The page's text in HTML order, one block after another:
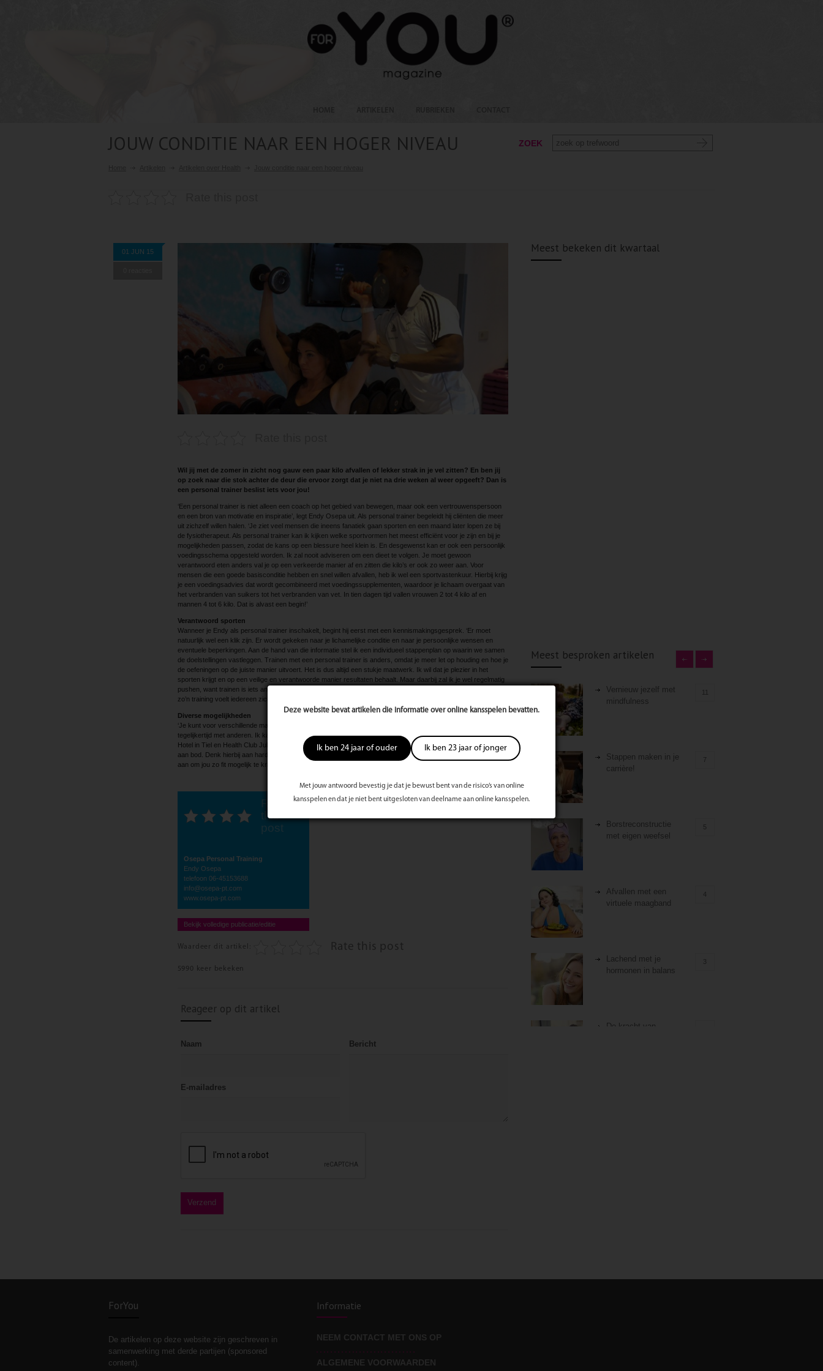
Deze website bevat artikelen die informatie over online kansspelen bevatten.
Ik ben 24 jaar of ouder Ik ben 23 jaar of jonger
Met jouw antwoord bevestig je dat je bewust bent van de risico’s van online
kansspelen en dat je niet bent uitgesloten van deelname aan online kansspelen.
JOUW CONDITIE NAAR EEN HOGER NIVEAU ZOEK
01 JUN 15
Wil jij met de zomer in zicht nog gauw een paar kilo afvallen of lekker strak in je vel zitten? En ben jij
op zoek naar die stok achter de deur die ervoor zorgt dat je niet na drie weken al weer opgeeft? Dan is
een personal trainer beslist iets voor jou!
‘Een personal trainer is niet alleen een coach op het gebied van bewegen, maar ook een vertrouwenspersoon
en een bron van motivatie en inspiratie’, legt Endy Osepa uit. Als personal trainer begeleidt hij cliënten die meer
uit zichzelf willen halen. ‘Je ziet veel mensen die ineens fanatiek gaan sporten en een maand later lopen ze bij
de fysiotherapeut. Als personal trainer kan ik kijken welke sportvormen het meest efficiënt voor je zijn en bij je
mogelijkheden passen, zodat de kans op een blessure heel klein is. En desgewenst kan er ook een persoonlijk
voedingsschema opgesteld worden. Ik zal nooit adviseren om een dieet te volgen. Je moet gewoon
verantwoord eten anders val je op een verkeerde manier af en zitten die kilo’s er ook zo weer aan. Voor
mensen die een goede basisconditie hebben en snel willen afvallen, heb ik wel een sportvastenkuur. Hierbij krijg
je een voedingsadvies dat wordt gecombineerd met voedingssupplementen, waardoor je lichaam overgaat van
het verbranden van suikers tot het verbranden van vet. In tien dagen tijd vallen vrouwen 2 tot 4 kilo af en
mannen 4 tot 6 kilo. Dat is alvast een begin!’
Verantwoord sporten
Wanneer je Endy als personal trainer inschakelt, begint hij eerst met een kennismakingsgesprek. ‘Er moet
natuurlijk wel een klik zijn. Er wordt gekeken naar je lichamelijke conditie en naar je persoonlijke wensen en
eventuele beperkingen. Aan de hand van die informatie stel ik een individueel stappenplan op waarin we samen
de doelstellingen vastleggen. Trainen met een personal trainer is anders, omdat je meer let op houding en hoe je
de oefeningen op de juiste manier uitvoert. Het is dus altijd een stukje maatwerk. Ik wil dat je plezier in het
sporten krijgt en op een veilige en verantwoorde manier resultaten behaalt. Maar daarbij zal ik je wel regelmatig
pushen, want trainen is iets anders dan bewegen. Om je doel te bereiken moet je hard aan het werk, maar na
zo’n training voelt iedereen zich lekker. Ik breng je op een verantwoorde manier naar een hoger niveau.’
Diverse mogelijkheden
‘Je kunt voor verschillende manieren van begeleiding kiezen’, vervolgt Endy. ‘Ik kan jou alleen trainen of
tegelijkertijd met anderen. Ik kan als personal trainer gebruik maken van de fitnesszaal van het Van der Valk
Hotel in Tiel en Health Club Juliën in Lienden, maar kom ook op locatie. Verschillende trainingsvormen komen
aan bod. Denk hierbij aan hardlopen, fietsen, mountainbiken, kettlebelltraining en bokstraining. We doen er alles
aan om jou zo fit mogelijk te krijgen! Hoeveel inzet je geeft, heeft effect op het resultaat dat je krijgt.’
this
post
Osepa Personal Training
Endy Osepa
telefoon 06-45153688
info@osepa-pt.com
www.osepa-pt.com
Bekijk volledige publicatie/editie
Waardeer dit artikel: Rate this post
5990 keer bekeken
Reageer op dit artikel
Naam
E-mailadres
Bericht
Meest bekeken dit kwartaal
Meest besproken artikelen
Vernieuw jezelf met
mindfulness
Stappen maken in je
carrière!
7
Borstreconstructie
met eigen weefsel
5
Afvallen met een
virtuele maagband
4
Lachend met je
hormonen in balans
3
De kracht van
ForYou
De artikelen op deze website zijn geschreven in
samenwerking met derde partijen (sponsored
content).
Informatie
NEEM CONTACT MET ONS OP
ALGEMENE VOORWAARDEN